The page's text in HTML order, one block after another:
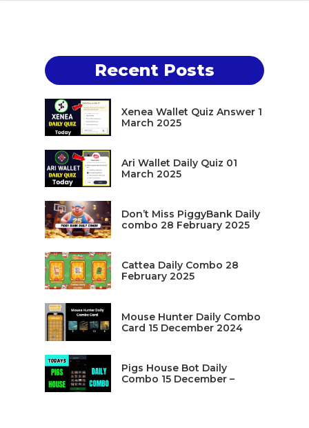
Recent Posts
Xenea Wallet Quiz Answer 1
March 2025
Ari Wallet Daily Quiz 01
March 2025
Don’t Miss PiggyBank Daily
combo 28 February 2025
Cattea Daily Combo 28
February 2025
Mouse Hunter Daily Combo
Card 15 December 2024
Pigs House Bot Daily
Combo 15 December –